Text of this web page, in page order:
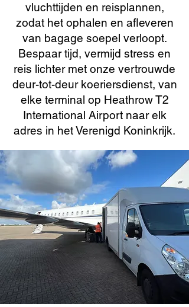
vluchttijden en reisplannen,
zodat het ophalen en afleveren
van bagage soepel verloopt.
Bespaar tijd, vermijd stress en
reis lichter met onze vertrouwde
deur-tot-deur koeriersdienst, van
elke terminal op Heathrow T2
International Airport naar elk
adres in het Verenigd Koninkrijk.